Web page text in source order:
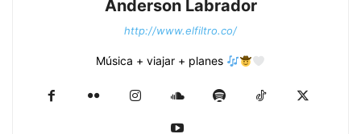
Anderson Labrador
http://www.elfiltro.co/
Música + viajar + planes